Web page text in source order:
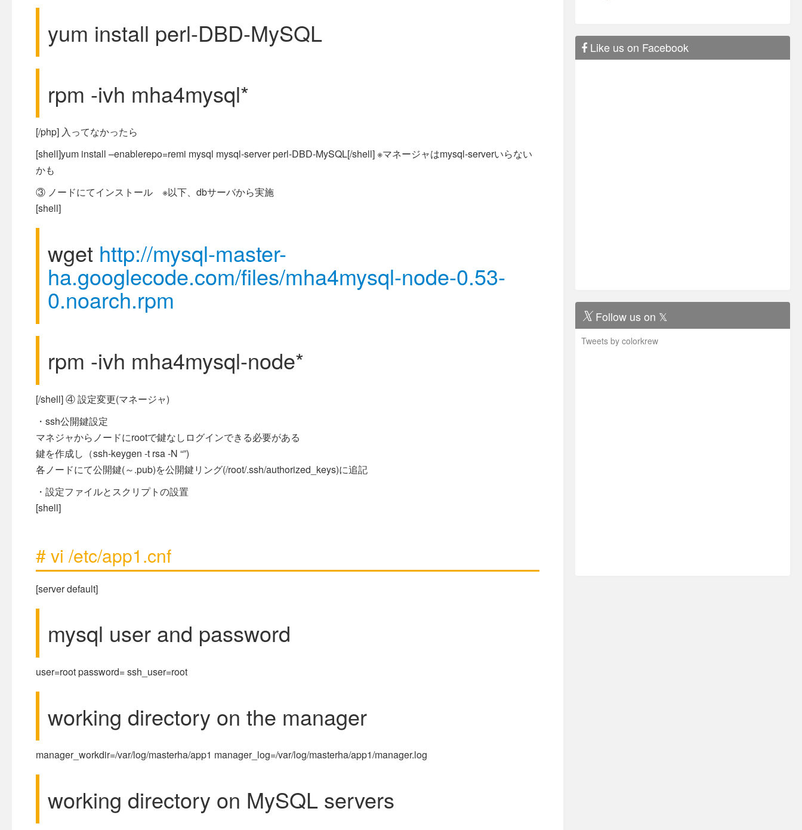
yum install perl-DBD-MySQL
rpm -ivh mha4mysql*
[/php] 入ってなかったら
[shell]yum install –enablerepo=remi mysql mysql-server perl-DBD-MySQL[/shell] ※マネージャはmysql-serverいらない
かも
③ ノードにてインストール ※以下、dbサーバから実施
[shell]
wget http://mysql-master-
ha.googlecode.com/files/mha4mysql-node-0.53-
0.noarch.rpm
rpm -ivh mha4mysql-node*
[/shell] ④ 設定変更(マネージャ)
・ssh公開鍵設定
マネジャからノードにrootで鍵なしログインできる必要がある
鍵を作成し（ssh-keygen -t rsa -N “”)
各ノードにて公開鍵(～.pub)を公開鍵リング(/root/.ssh/authorized_keys)に追記
・設定ファイルとスクリプトの設置
[shell]
# vi /etc/app1.cnf
[server default]
mysql user and password
user=root password= ssh_user=root
working directory on the manager
manager_workdir=/var/log/masterha/app1 manager_log=/var/log/masterha/app1/manager.log
working directory on MySQL servers
Like us on Facebook
Follow us on 𝕏
Tweets by colorkrew